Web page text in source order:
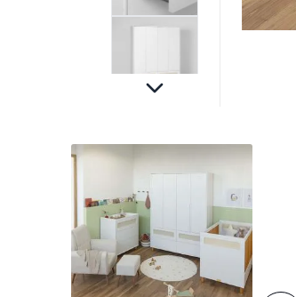
Kit Quarto Infantil Ollie - Berço
Mini Cama + Cômoda 3
Gavetas + Guarda-Roupa 4